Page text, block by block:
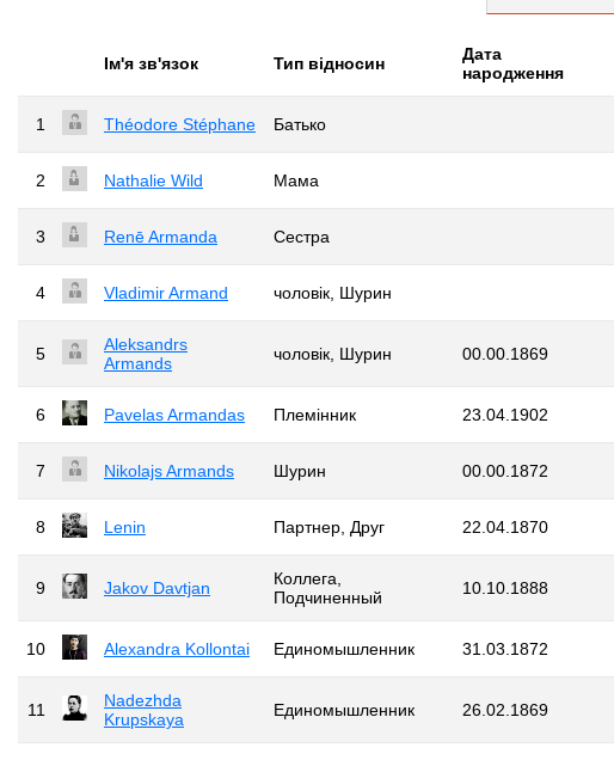
Iм'я зв'язок Тип відносин
Дата
народження
1 Théodore Stéphane Батько
2 Nathalie Wild Мама
3 Renē Armanda Сестра
4 Vladimir Armand чоловік, Шурин
5
Aleksandrs
Armands
чоловік, Шурин 00.00.1869
6 Pavelas Armandas Племінник 23.04.1902
7 Nikolajs Armands Шурин 00.00.1872
8 Lenin Партнер, Друг 22.04.1870
9 Jakov Davtjan
Коллега,
Подчиненный
10.10.1888
10 Alexandra Kollontai Единомышленник 31.03.1872
11
Nadezhda
Krupskaya
Единомышленник 26.02.1869